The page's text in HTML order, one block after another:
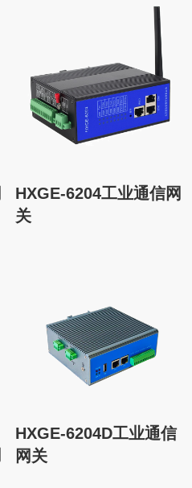
HXGE-6204工业通信网
关
HXGE-6204D工业通信
网关